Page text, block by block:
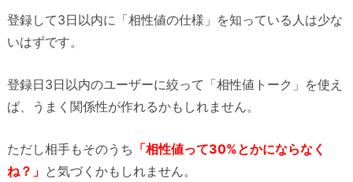
登録して3日以内に「相性値の仕様」を知っている人は少な
いはずです。
登録日3日以内のユーザーに絞って「相性値トーク」を使え
ば、うまく関係性が作れるかもしれません。
ただし相手もそのうち 「相性値って30%とかにならなく
ね？」 と気づくかもしれません。